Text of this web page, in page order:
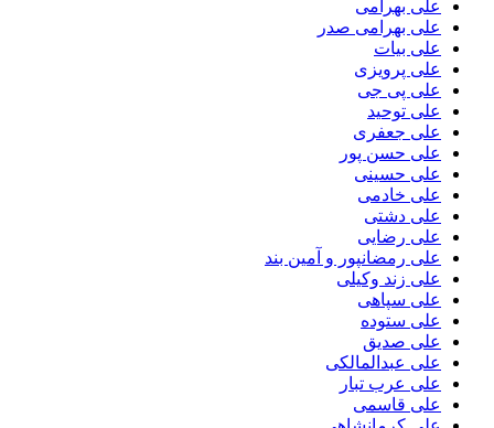
علی بهرامی
علی بهرامی صدر
علی بیات
علی پرویزی
علی پی جی
علی توحید
علی جعفری
علی حسن پور
علی حسینی
علی خادمی
علی دشتی
علی رضایی
علی رمضانپور و آمین بند
علی زند وکیلی
علی سپاهی
علی ستوده
علی صدیق
علی عبدالمالکی
علی عرب تبار
علی قاسمی